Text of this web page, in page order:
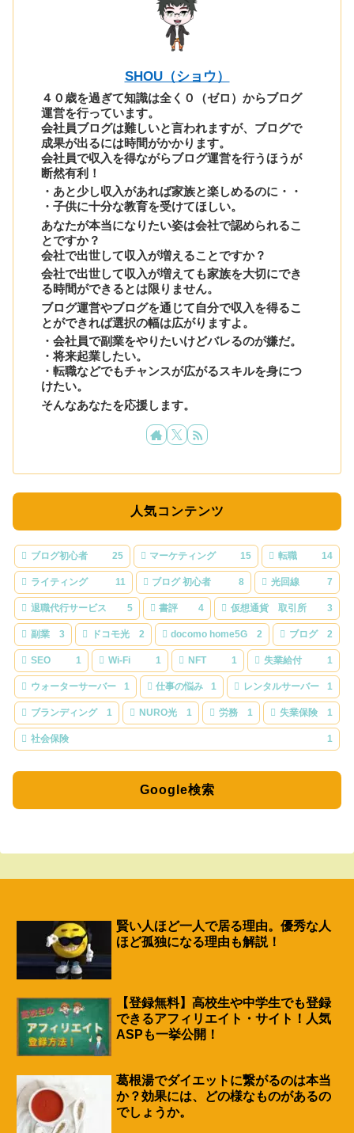
SHOU（ショウ）
４０歳を過ぎて知識は全く０（ゼロ）からブログ
運営を行っています。
会社員ブログは難しいと言われますが、ブログで
成果が出るには時間がかかります。
会社員で収入を得ながらブログ運営を行うほうが
断然有利！
・あと少し収入があれば家族と楽しめるのに・・
・子供に十分な教育を受けてほしい。
あなたが本当になりたい姿は会社で認められるこ
とですか？
会社で出世して収入が増えることですか？
会社で出世して収入が増えても家族を大切にでき
る時間ができるとは限りません。
ブログ運営やブログを通じて自分で収入を得るこ
とができれば選択の幅は広がりますよ。
・会社員で副業をやりたいけどバレるのが嫌だ。
・将来起業したい。
・転職などでもチャンスが広がるスキルを身につ
けたい。
そんなあなたを応援します。
人気コンテンツ
ブログ初心者 25 マーケティング 15 転職 14
ライティング 11 ブログ 初心者 8 光回線 7
退職代行サービス 5 書評 4 仮想通貨 取引所 3
副業 3 ドコモ光 2 docomo home5G 2 ブログ 2
SEO 1 Wi-Fi 1 NFT 1 失業給付 1
ウォーターサーバー 1 仕事の悩み 1 レンタルサーバー 1
ブランディング 1 NURO光 1 労務 1 失業保険 1
社会保険 1
Google検索
賢い人ほど一人で居る理由。優秀な人
ほど孤独になる理由も解説！
【登録無料】高校生や中学生でも登録
できるアフィリエイト・サイト！人気
ASPも一挙公開！
葛根湯でダイエットに繋がるのは本当
か？効果には、どの様なものがあるの
でしょうか。